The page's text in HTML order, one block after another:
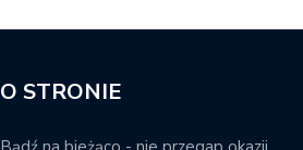
O STRONIE